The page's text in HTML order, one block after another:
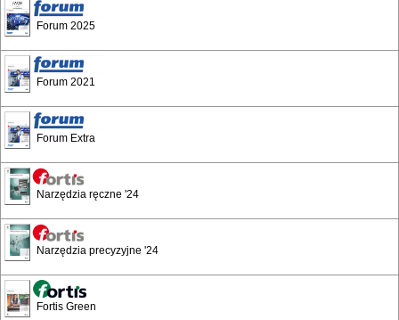
Forum 2025
Forum 2021
Forum Extra
Narzędzia ręczne '24
Narzędzia precyzyjne '24
Fortis Green